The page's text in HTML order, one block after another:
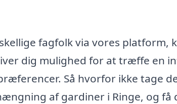
fagfolk via vores platform,
dig mulighed for at træffe en
Så hvorfor ikke tage
af gardiner i Ringe, og få